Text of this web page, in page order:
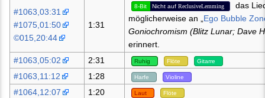
#1063,03:31
#1075,01:50
©015,20:44
1:31
8-Bit Nicht auf ReclusiveLemming
das
möglicherweise an „Ego Bubble
Goniochromism (Blitz Lunar; Dave
erinnert.
#1063,05:02
2:31 Ruhig Flöte Gitarre
#1063,11:12 1:28 Harfe Violine
#1064,12:07 1:20 Laut Flöte